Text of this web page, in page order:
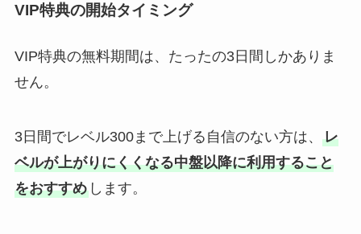
VIP特典の開始タイミング
VIP特典の無料期間は、たったの3日間しかありま
せん。
3日間でレベル300まで上げる自信のない方は、 レ
ベルが上がりにくくなる中盤以降に利用すること
をおすすめします。